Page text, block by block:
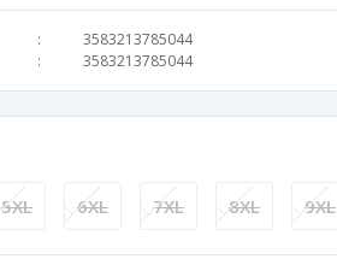
3583213785044
3583213785044
5XL 6XL 7XL 8XL 9XL